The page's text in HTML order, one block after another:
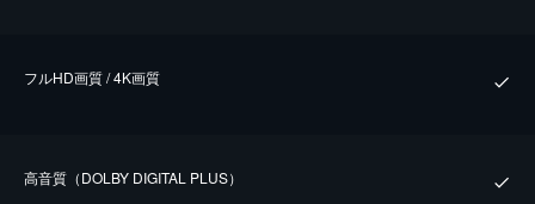
フルHD画質 / 4K画質
⾼⾳質（DOLBY DIGITAL PLUS）